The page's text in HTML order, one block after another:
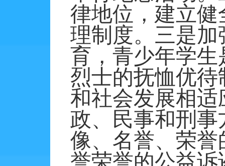
律地位，建立
理制度。三是
育，青少年学
烈士的抚恤优
和社会发展相
政、民事和刑
像、名誉、荣